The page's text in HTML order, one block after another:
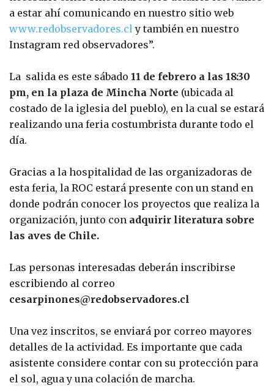
a estar ahí comunicando en nuestro sitio web
www.redobservadores.cly también en nuestro
Instagram red observadores”.
La salida es este sábado 11 de febrero a las 18:30
pm, en la plaza de Mincha Norte (ubicada al
costado de la iglesia del pueblo), en la cual se estará
realizando una feria costumbrista durante todo el
día.
Gracias a la hospitalidad de las organizadoras de
esta feria, la ROC estará presente con un stand en
donde podrán conocer los proyectos que realiza la
organización, junto con adquirir literatura sobre
las aves de Chile.
Las personas interesadas deberán inscribirse
escribiendo al correo
cesarpinones@redobservadores.cl
Una vez inscritos, se enviará por correo mayores
detalles de la actividad. Es importante que cada
asistente considere contar con su protección para
el sol, agua y una colación de marcha.